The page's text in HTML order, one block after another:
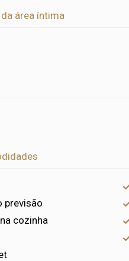
área íntima
previsão
cozinha